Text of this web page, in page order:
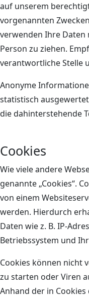
auf unserem
vorgenannten
verwenden Ihre Daten
Person zu ziehen.
verantwortliche Stelle
Anonyme
statistisch
die dahinterstehende
Cookies
Wie viele andere
genannte „Cookies“.
von einem
werden. Hierdurch
Daten wie z. B. IP-
Betriebssystem und
Cookies können nicht
zu starten oder Viren
Anhand der in